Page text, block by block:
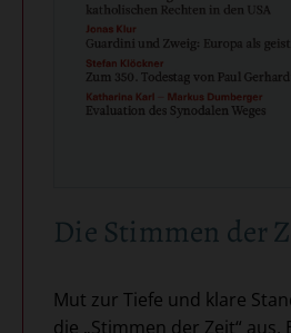
Die Stimmen der
Mut zur Tiefe und klare
die „Stimmen der Zeit“ aus.